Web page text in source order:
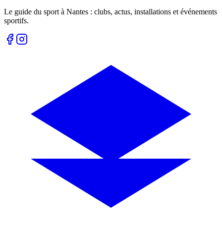
Le guide du sport à Nantes : clubs, actus, installations et événements
sportifs.